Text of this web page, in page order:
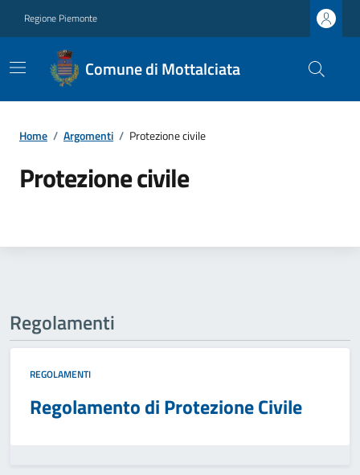
Regione Piemonte
Comune di Mottalciata
Home / Argomenti / Protezione civile
Protezione civile
Regolamenti
REGOLAMENTI
Regolamento di Protezione Civile